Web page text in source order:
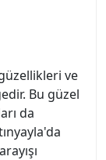
ve
Bu güzel
da